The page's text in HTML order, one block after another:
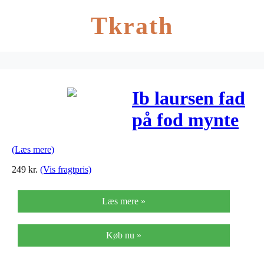
Tkrath
Ib laursen fad
på fod mynte
(Læs mere)
249 kr. (Vis fragtpris)
Læs mere »
Køb nu »